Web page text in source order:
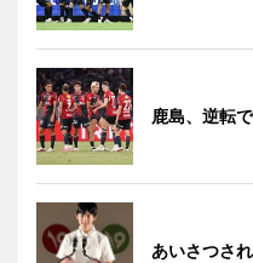
鹿島、逆転
あいさつさ